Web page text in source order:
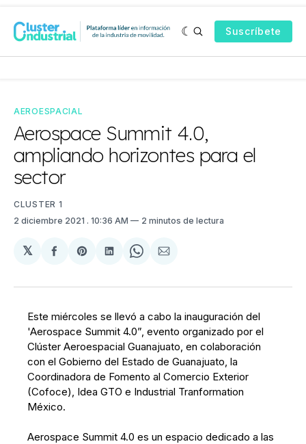
Suscríbete
AEROESPACIAL
Aerospace Summit 4.0,
ampliando horizontes para el
sector
CLUSTER 1
2 diciembre 2021 . 10:36 AM 2 minutos de lectura
𝕏
Compartir
Facebook
Share
Pinterest
Compartir
LinkedIn
Share
WhatsApp
Compartir
Email
Este miércoles se llevó a cabo la inauguración del
'Aerospace Summit 4.0”, evento organizado por el
Clúster Aeroespacial Guanajuato, en colaboración
con el Gobierno del Estado de Guanajuato, la
Coordinadora de Fomento al Comercio Exterior
(Cofoce), Idea GTO e Industrial Tranformation
México.
Aerospace Summit 4.0 es un espacio dedicado a las